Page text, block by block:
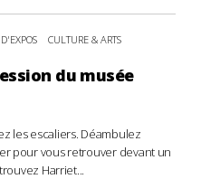
CULTURE & ARTS
du musée
les escaliers. Déambulez
pour vous retrouver devant un
Harriet...